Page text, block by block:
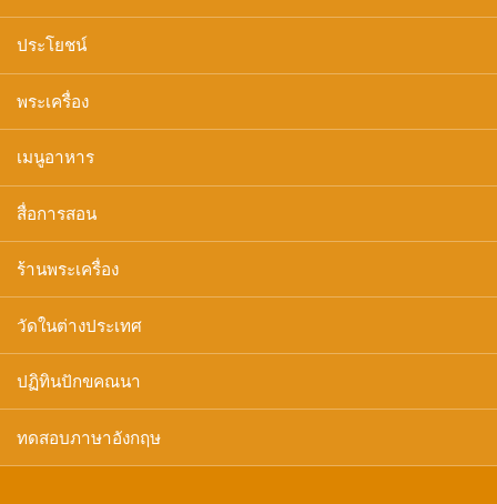
ประโยชน์
พระเครื่อง
เมนูอาหาร
สื่อการสอน
ร้านพระเครื่อง
วัดในต่างประเทศ
ปฏิทินปักขคณนา
ทดสอบภาษาอังกฤษ